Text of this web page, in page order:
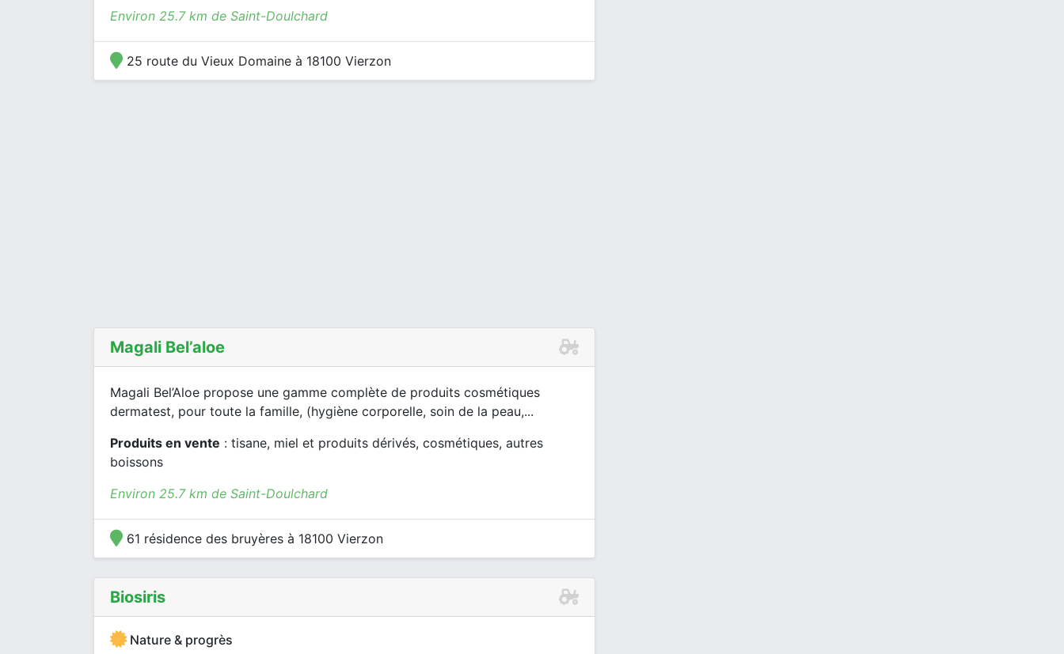
Environ 25.7 km de Saint-Doulchard
25 route du Vieux Domaine à 18100 Vierzon
Magali Bel’aloe
Magali Bel’Aloe propose une gamme complète de produits cosmétiques
dermatest, pour toute la famille, (hygiène corporelle, soin de la peau,...
Produits en vente : tisane, miel et produits dérivés, cosmétiques, autres
boissons
Environ 25.7 km de Saint-Doulchard
61 résidence des bruyères à 18100 Vierzon
Biosiris
Nature & progrès